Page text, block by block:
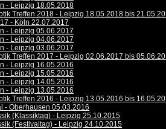
- Leipzig 18.05.2018
Treffen 2018 - Leipzig 18.05.2018 bis
- Köln 22.07.2017
- Leipzig 05.06.2017
- Leipzig 04.06.2017
- Leipzig 03.06.2017
Treffen 2017 - Leipzig 02.06.2017 bis
- Leipzig 16.05.2016
- Leipzig 15.05.2016
- Leipzig 14.05.2016
- Leipzig 13.05.2016
Treffen 2016 - Leipzig 13.05.2016 bis
- Oberhausen 05.03.2016
(Klassiktag) - Leipzig 25.10.2015
(Festivaltag) - Leipzig 24.10.2015